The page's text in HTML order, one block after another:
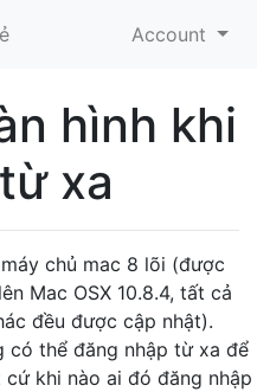
Account
hình khi
xa
chủ mac 8 lõi (được
Mac OSX 10.8.4, tất cả
đều được cập nhật).
có thể đăng nhập từ xa để
cứ khi nào ai đó đăng nhập